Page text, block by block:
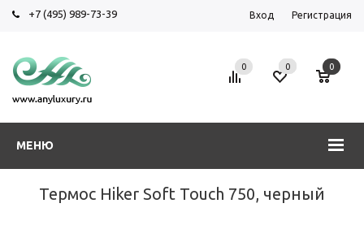
+7 (495) 989-73-39 Вход Регистрация
МЕНЮ
0 0 0
Термос Hiker Soft Touch 750, черный